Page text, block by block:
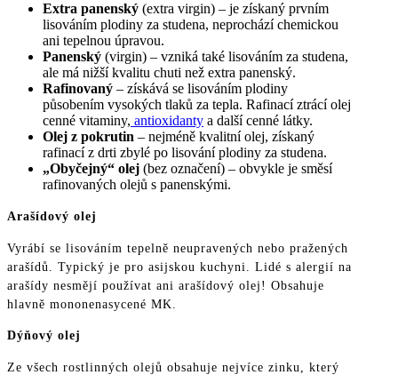
Extra panenský (extra virgin) – je získaný prvním
lisováním plodiny za studena, neprochází chemickou
ani tepelnou úpravou.
Panenský (virgin) – vzniká také lisováním za studena,
ale má nižší kvalitu chuti než extra panenský.
Rafinovaný – získává se lisováním plodiny
působením vysokých tlaků za tepla. Rafinací ztrácí olej
cenné vitaminy, antioxidanty a další cenné látky.
Olej z pokrutin – nejméně kvalitní olej, získaný
rafinací z drti zbylé po lisování plodiny za studena.
„Obyčejný“ olej (bez označení) – obvykle je směsí
rafinovaných olejů s panenskými.
Arašídový olej
Vyrábí se lisováním tepelně neupravených nebo pražených
arašídů. Typický je pro asijskou kuchyni. Lidé s alergií na
arašídy nesmějí používat ani arašídový olej! Obsahuje
hlavně mononenasycené MK.
Dýňový olej
Ze všech rostlinných olejů obsahuje nejvíce zinku, který